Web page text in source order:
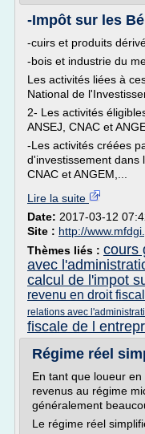
-Impôt sur les
-cuirs et produits
-bois et industrie du
Les activités liées à
National de
2- Les activités
ANSEJ, CNAC et
-Les activités créées
d'investissement dans
CNAC et ANGEM,...
Lire la suite
Date: 2017-03-12
Site : http://
Thèmes liés : cours
avec
calcul de l'impot
revenu en droit
relations avec
fiscale de l
Régime réel
En tant que loueur
revenus au régime
généralement
Le régime réel